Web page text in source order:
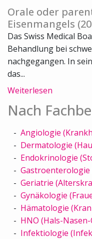
Orale oder
Eisenmangels
Das Swiss Medical
Behandlung bei
nachgegangen. In
das...
Weiterlesen
Nach
Angiologie
Dermatologie
Endokrinologie
Geriatrie
Gynäkologie
Hämatologie
HNO (Hals-
Infektiologie